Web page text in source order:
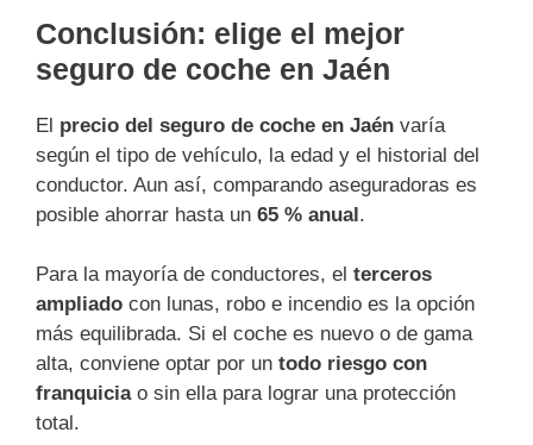
Conclusión: elige el mejor
seguro de coche en Jaén
El precio del seguro de coche en Jaén varía
según el tipo de vehículo, la edad y el historial del
conductor. Aun así, comparando aseguradoras es
posible ahorrar hasta un 65 % anual.
Para la mayoría de conductores, el terceros
ampliado con lunas, robo e incendio es la opción
más equilibrada. Si el coche es nuevo o de gama
alta, conviene optar por un todo riesgo con
franquiciao sin ella para lograr una protección
total.